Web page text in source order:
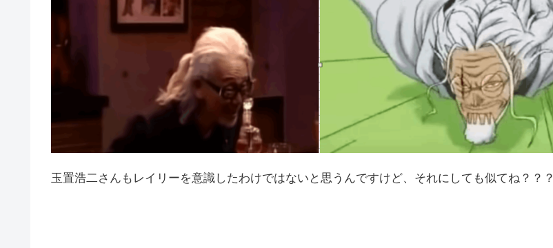
玉置浩二さんもレイリーを意識したわけではないと思うんですけど、それにしても似てね？？？